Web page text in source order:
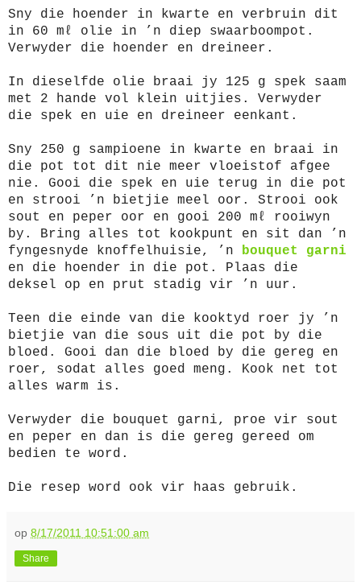
Sny die hoender in kwarte en verbruin dit
in 60 mℓ olie in ’n diep swaarboompot.
Verwyder die hoender en dreineer.
In dieselfde olie braai jy 125 g spek saam
met 2 hande vol klein uitjies. Verwyder
die spek en uie en dreineer eenkant.
Sny 250 g sampioene in kwarte en braai in
die pot tot dit nie meer vloeistof afgee
nie. Gooi die spek en uie terug in die pot
en strooi ’n bietjie meel oor. Strooi ook
sout en peper oor en gooi 200 mℓ rooiwyn
by. Bring alles tot kookpunt en sit dan ’n
fyngesnyde knoffelhuisie, ’n bouquet garni
en die hoender in die pot. Plaas die
deksel op en prut stadig vir ’n uur.
Teen die einde van die kooktyd roer jy ’n
bietjie van die sous uit die pot by die
bloed. Gooi dan die bloed by die gereg en
roer, sodat alles goed meng. Kook net tot
alles warm is.
Verwyder die bouquet garni, proe vir sout
en peper en dan is die gereg gereed om
bedien te word.
Die resep word ook vir haas gebruik.
op 8/17/2011 10:51:00 am
Share